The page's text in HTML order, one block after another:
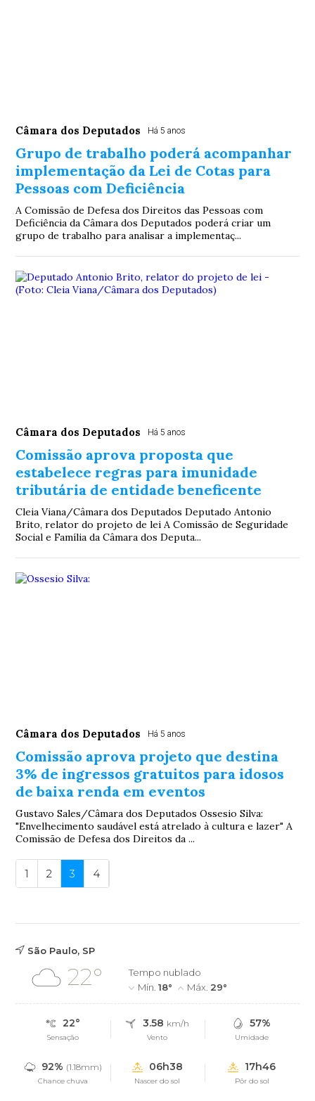
Câmara dos Deputados Há 5 anos
Grupo de trabalho poderá acompanhar
implementação da Lei de Cotas para
Pessoas com Deficiência
A Comissão de Defesa dos Direitos das Pessoas com
Deficiência da Câmara dos Deputados poderá criar um
grupo de trabalho para analisar a implementaç...
Câmara dos Deputados Há 5 anos
Comissão aprova proposta que
estabelece regras para imunidade
tributária de entidade beneficente
Cleia Viana/Câmara dos Deputados Deputado Antonio
Brito, relator do projeto de lei A Comissão de Seguridade
Social e Família da Câmara dos Deputa...
Câmara dos Deputados Há 5 anos
Comissão aprova projeto que destina
3% de ingressos gratuitos para idosos
de baixa renda em eventos
Gustavo Sales/Câmara dos Deputados Ossesio Silva:
"Envelhecimento saudável está atrelado à cultura e lazer" A
Comissão de Defesa dos Direitos da ...
1 2 3 4
São Paulo, SP
22°
Tempo nublado
Mín.18° Máx. 29°
22°
Sensação
3.58 km/h
Vento
57%
Umidade
92% (1.18mm)
Chance chuva
06h38
Nascer do sol
17h46
Pôr do sol